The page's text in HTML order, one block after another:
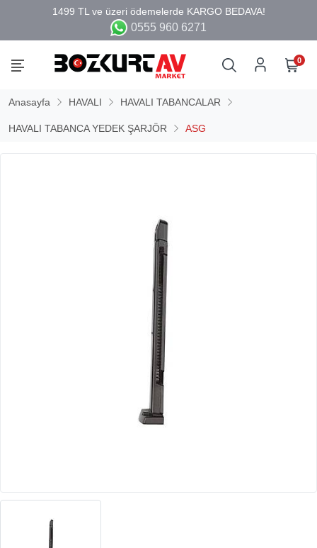
0555 960 6271
0
Anasayfa HAVALI HAVALI TABANCALAR
HAVALI TABANCA YEDEK ŞARJÖR ASG